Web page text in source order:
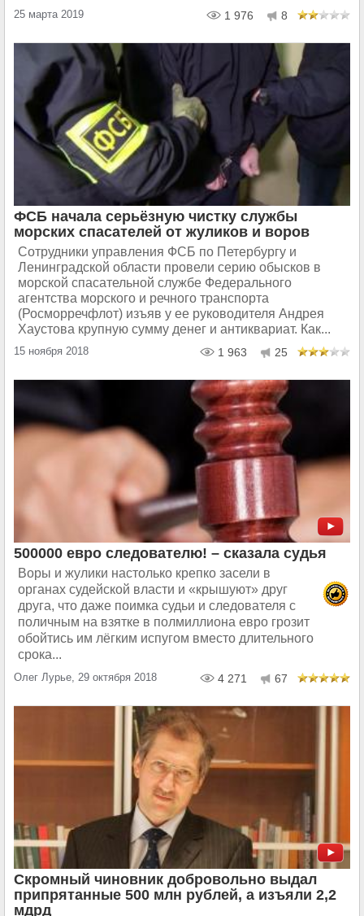
25 марта 2019 1 976 8
ФСБ начала серьёзную чистку службы
морских спасателей от жуликов и воров
Сотрудники управления ФСБ по Петербургу и
Ленинградской области провели серию обысков в
морской спасательной службе Федерального
агентства морского и речного транспорта
(Росморречфлот) изъяв у ее руководителя Андрея
Хаустова крупную сумму денег и антиквариат. Как...
15 ноября 2018 1 963 25
500000 евро следователю! – сказала судья
Воры и жулики настолько крепко засели в
органах судейской власти и «крышуют» друг
друга, что даже поимка судьи и следователя с
поличным на взятке в полмиллиона евро грозит
обойтись им лёгким испугом вместо длительного
срока...
Олег Лурье, 29 октября 2018 4 271 67
Скромный чиновник добровольно выдал
припрятанные 500 млн рублей, а изъяли 2,2
мдрд